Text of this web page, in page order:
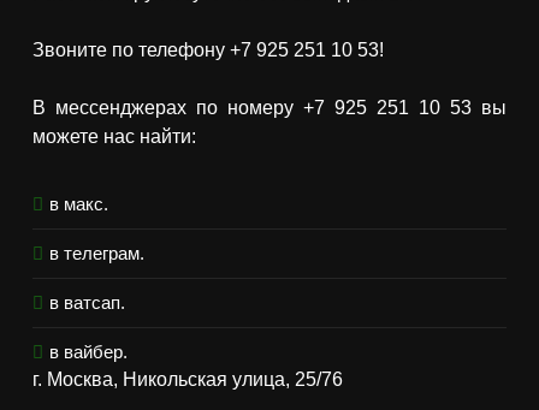
Звоните по телефону +7 925 251 10 53!
В мессенджерах по номеру +7 925 251 10 53 вы
можете нас найти:
в макс.
в телеграм.
в ватсап.
в вайбер.
г. Москва, Никольская улица, 25/76